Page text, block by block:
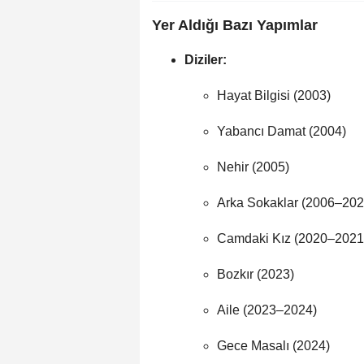
Yer Aldığı Bazı Yapımlar
Diziler:
Hayat Bilgisi (2003)
Yabancı Damat (2004)
Nehir (2005)
Arka Sokaklar
Camdaki Kız
Bozkır (2023)
Aile (2023–2024)
Gece Masalı (2024)